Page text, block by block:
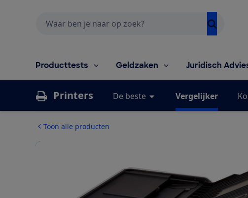
Producttests Geldzaken Juridisch
Printers De beste Vergelijker
Toon alle producten